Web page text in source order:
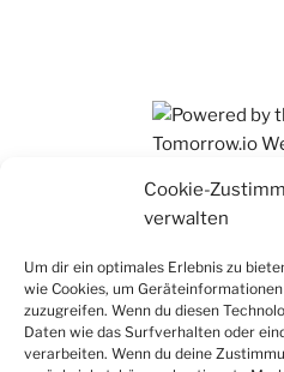
Cookie-
verwalten
Um dir ein optimales Erlebnis zu
wie Cookies, um
zuzugreifen. Wenn du diesen
Daten wie das Surfverhalten oder
verarbeiten. Wenn du deine